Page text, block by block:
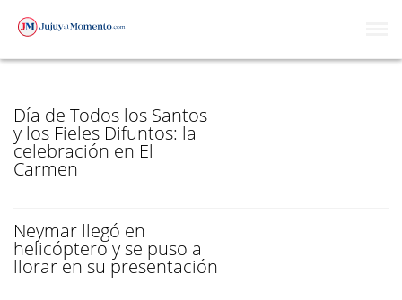
SANTOS
Día de Todos los Santos
y los Fieles Difuntos: la
celebración en El
Carmen
Neymar llegó en
helicóptero y se puso a
llorar en su presentación